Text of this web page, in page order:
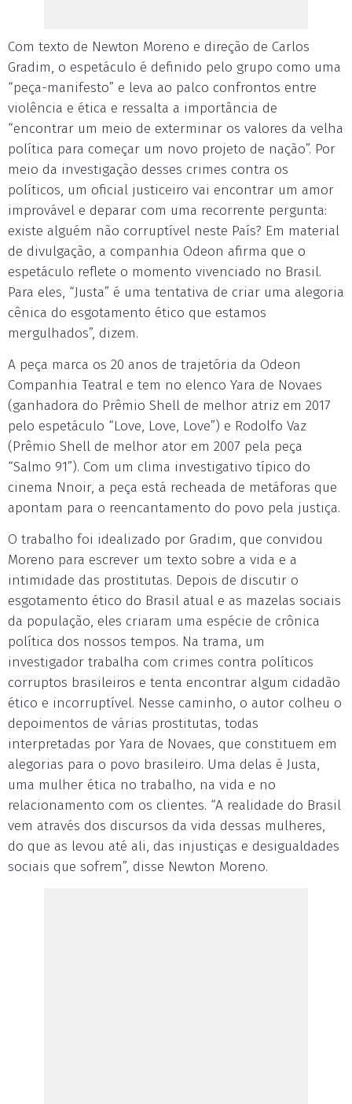
Com texto de Newton Moreno e direção de Carlos
Gradim, o espetáculo é definido pelo grupo como uma
“peça-manifesto” e leva ao palco confrontos entre
violência e ética e ressalta a importância de
“encontrar um meio de exterminar os valores da velha
política para começar um novo projeto de nação”. Por
meio da investigação desses crimes contra os
políticos, um oficial justiceiro vai encontrar um amor
improvável e deparar com uma recorrente pergunta:
existe alguém não corruptível neste País? Em material
de divulgação, a companhia Odeon afirma que o
espetáculo reflete o momento vivenciado no Brasil.
Para eles, “Justa” é uma tentativa de criar uma alegoria
cênica do esgotamento ético que estamos
mergulhados”, dizem.
A peça marca os 20 anos de trajetória da Odeon
Companhia Teatral e tem no elenco Yara de Novaes
(ganhadora do Prêmio Shell de melhor atriz em 2017
pelo espetáculo “Love, Love, Love”) e Rodolfo Vaz
(Prêmio Shell de melhor ator em 2007 pela peça
“Salmo 91”). Com um clima investigativo típico do
cinema Nnoir, a peça está recheada de metáforas que
apontam para o reencantamento do povo pela justiça.
O trabalho foi idealizado por Gradim, que convidou
Moreno para escrever um texto sobre a vida e a
intimidade das prostitutas. Depois de discutir o
esgotamento ético do Brasil atual e as mazelas sociais
da população, eles criaram uma espécie de crônica
política dos nossos tempos. Na trama, um
investigador trabalha com crimes contra políticos
corruptos brasileiros e tenta encontrar algum cidadão
ético e incorruptível. Nesse caminho, o autor colheu o
depoimentos de várias prostitutas, todas
interpretadas por Yara de Novaes, que constituem em
alegorias para o povo brasileiro. Uma delas é Justa,
uma mulher ética no trabalho, na vida e no
relacionamento com os clientes. “A realidade do Brasil
vem através dos discursos da vida dessas mulheres,
do que as levou até ali, das injustiças e desigualdades
sociais que sofrem”, disse Newton Moreno.